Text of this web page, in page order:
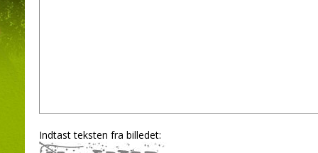
Indtast teksten fra billedet: